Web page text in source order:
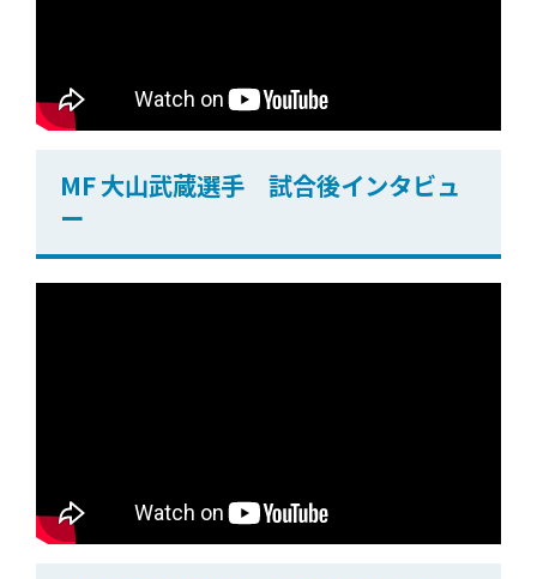
MF 大山武蔵選手 試合後インタビュ
ー